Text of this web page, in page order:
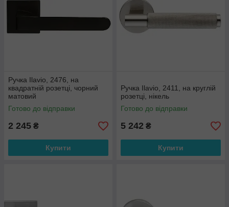
Ручка Ilavio, 2476, на
квадратній розетці, чорний
матовий
Готово до відправки
2 245 ₴
Купити
Ручка Ilavio, 2411, на круглій
розетці, нікель
Готово до відправки
5 242 ₴
Купити